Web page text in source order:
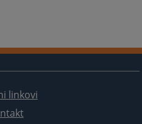
linkovi